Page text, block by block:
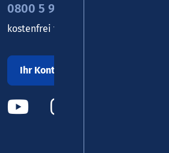
0800 5 986 986
kostenfrei täglich 8 - 20 Uhr
Ihr Kontakt zu uns